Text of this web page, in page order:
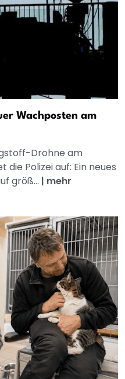
Wachposten am
Drohne am
die Polizei auf: Ein neues
größ... | mehr